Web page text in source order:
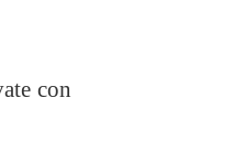
con